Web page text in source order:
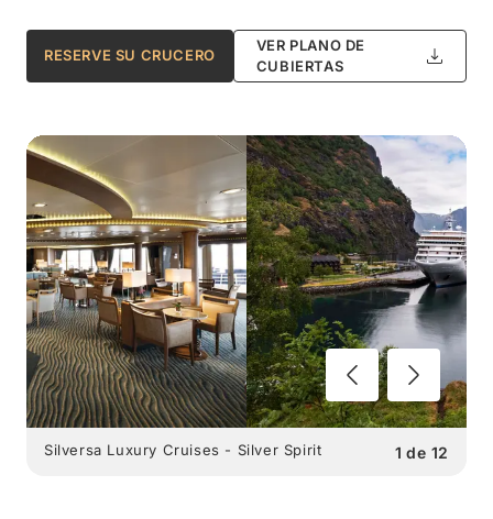
RESERVE SU CRUCERO
VER PLANO DE
CUBIERTAS
1 de 12
Silversa Luxury Cruises - Silver Spirit